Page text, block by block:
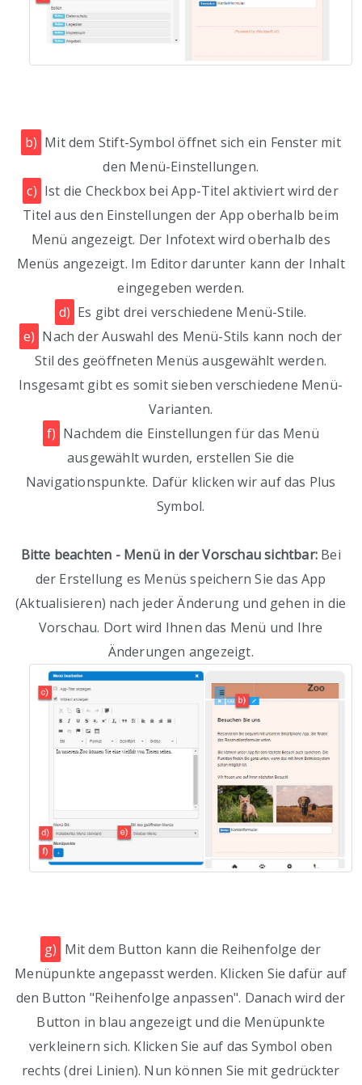
b) Mit dem Stift-Symbol öffnet sich ein Fenster mit
den Menü-Einstellungen.
c) Ist die Checkbox bei App-Titel aktiviert wird der
Titel aus den Einstellungen der App oberhalb beim
Menü angezeigt. Der Infotext wird oberhalb des
Menüs angezeigt. Im Editor darunter kann der Inhalt
eingegeben werden.
d) Es gibt drei verschiedene Menü-Stile.
e) Nach der Auswahl des Menü-Stils kann noch der
Stil des geöffneten Menüs ausgewählt werden.
Insgesamt gibt es somit sieben verschiedene Menü-
Varianten.
f) Nachdem die Einstellungen für das Menü
ausgewählt wurden, erstellen Sie die
Navigationspunkte. Dafür klicken wir auf das Plus
Symbol.
Bitte beachten - Menü in der Vorschau sichtbar:Bei
der Erstellung es Menüs speichern Sie das App
(Aktualisieren) nach jeder Änderung und gehen in die
Vorschau. Dort wird Ihnen das Menü und Ihre
Änderungen angezeigt.
g) Mit dem Button kann die Reihenfolge der
Menüpunkte angepasst werden. Klicken Sie dafür auf
den Button "Reihenfolge anpassen". Danach wird der
Button in blau angezeigt und die Menüpunkte
verkleinern sich. Klicken Sie auf das Symbol oben
rechts (drei Linien). Nun können Sie mit gedrückter